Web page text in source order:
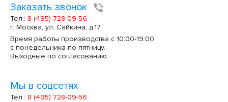
Заказать звонок
Тел.: 8 (495) 728-09-56
г. Москва, ул. Сайкина, д.17
Время работы производства с 10:00-19:00
с понедельника по пятницу.
Выходные по согласованию.
Мы в соцсетях
Тел.: 8 (495) 728-09-56